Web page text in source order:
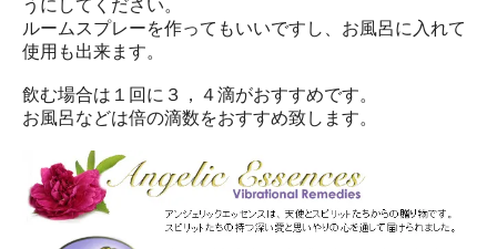
うにしてください。
ルームスプレーを作ってもいいですし、お風呂に入れて
使用も出来ます。
飲む場合は１回に３，４滴がおすすめです。
お風呂などは倍の滴数をおすすめ致します。